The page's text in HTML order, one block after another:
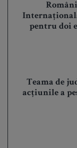
pentru doi
Teama de
acțiunile a